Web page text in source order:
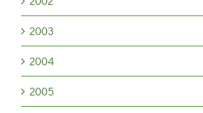
2003
2004
2005